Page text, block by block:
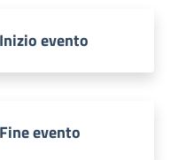
evento
evento